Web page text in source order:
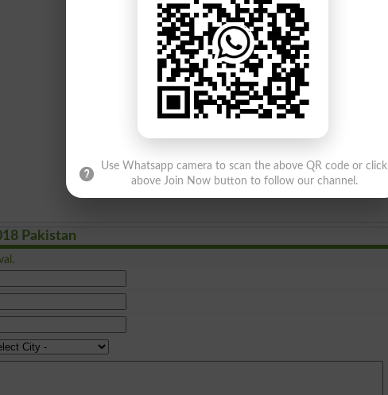
Pakistan
Use Whatsapp camera to scan the above QR code or click
above Join Now button to follow our channel.